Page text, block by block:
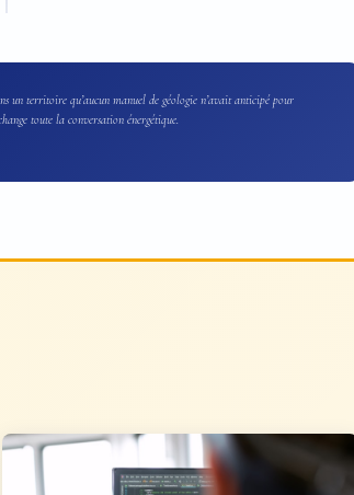
un territoire qu’aucun manuel de géologie n’avait anticipé pour
toute la conversation énergétique.